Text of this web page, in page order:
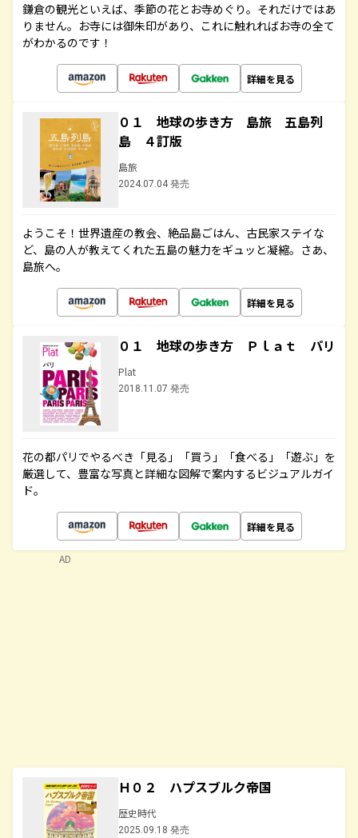
鎌倉の観光といえば、季節の花とお寺めぐり。それだけではあ
りません。お寺には御朱印があり、これに触れればお寺の全て
がわかるのです！
詳細を見る
０１ 地球の歩き方 島旅 五島列
島 ４訂版
島旅
2024.07.04 発売
ようこそ！世界遺産の教会、絶品島ごはん、古民家ステイな
ど、島の人が教えてくれた五島の魅力をギュッと凝縮。さあ、
島旅へ。
詳細を見る
０１ 地球の歩き方 Ｐｌａｔ パリ
Plat
2018.11.07 発売
花の都パリでやるべき「見る」「買う」「食べる」「遊ぶ」を
厳選して、豊富な写真と詳細な図解で案内するビジュアルガイ
ド。
詳細を見る
Ｈ０２ ハプスブルク帝国
歴史時代
2025.09.18 発売
AD